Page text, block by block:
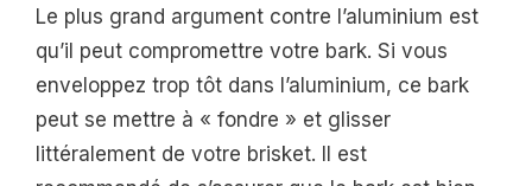
Le plus grand argument contre l’aluminium est
qu’il peut compromettre votre bark. Si vous
enveloppez trop tôt dans l’aluminium, ce bark
peut se mettre à « fondre » et glisser
littéralement de votre brisket. Il est